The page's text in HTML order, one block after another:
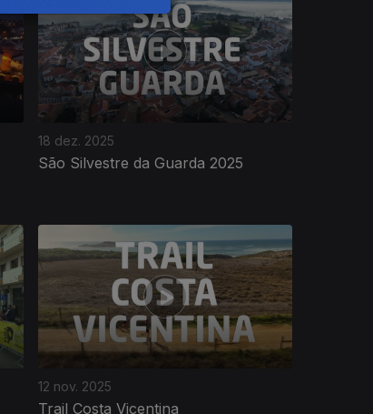
18 dez. 2025
São Silvestre da Guarda 2025
12 nov. 2025
Trail Costa Vicentina